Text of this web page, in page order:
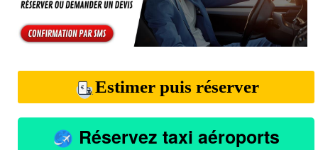
Estimer puis réserver
Réservez taxi aéroports